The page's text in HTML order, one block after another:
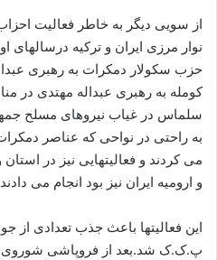
از سویی دیگر به خاطر فعالیت
نوار مرزی ایران و ترکیه درسالهای
حزب سکولار دمکرات به رهبری
کومله به رهبری عبداله مهتدی در
سلماس در غیاب نیروهای مسلح
به راحتی در نواحی که عناصر
می کردند و فعالیتهایی نیز در
و ارومیه ایران نیز بود انجام می
این فعالیتها باعث جذب تعدادی از
پ.ک.ک شد.بعد از فروپاشی شوروی